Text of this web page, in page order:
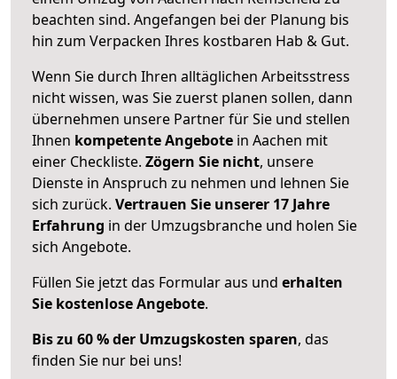
beachten sind. Angefangen bei der Planung bis
hin zum Verpacken Ihres kostbaren Hab & Gut.
Wenn Sie durch Ihren alltäglichen Arbeitsstress
nicht wissen, was Sie zuerst planen sollen, dann
übernehmen unsere Partner für Sie und stellen
Ihnen kompetente Angebote in Aachen mit
einer Checkliste. Zögern Sie nicht, unsere
Dienste in Anspruch zu nehmen und lehnen Sie
sich zurück. Vertrauen Sie unserer 17 Jahre
Erfahrung in der Umzugsbranche und holen Sie
sich Angebote.
Füllen Sie jetzt das Formular aus und erhalten
Sie kostenlose Angebote.
Bis zu 60 % der Umzugskosten sparen, das
finden Sie nur bei uns!